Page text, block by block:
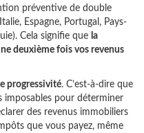
préventive de double
Espagne, Portugal, Pays-
Cela signifie que la
deuxième fois vos revenus
progressivité. C’est-à-dire que
imposables pour déterminer
des revenus immobiliers
que vous payez, même